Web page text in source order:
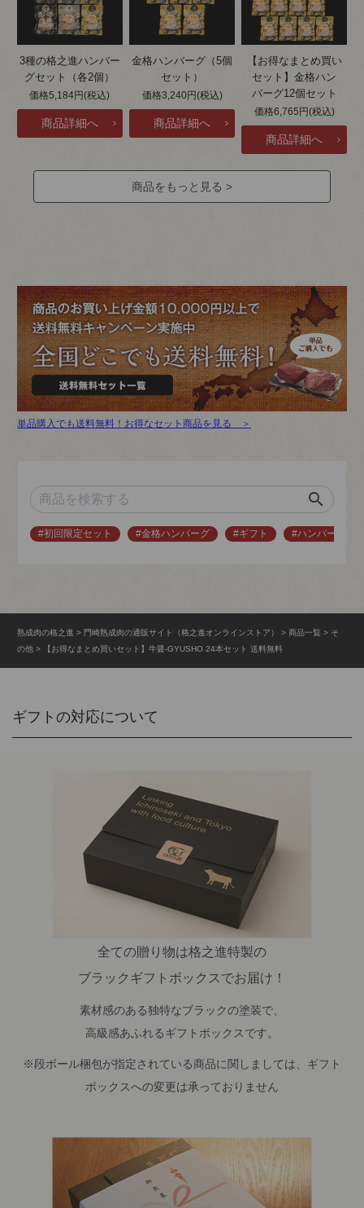
3種の格之進ハンバー
グセット（各2個）
価格5,184円(税込)
金格ハンバーグ（5個
セット）
価格3,240円(税込)
【お得なまとめ買い
セット】金格ハン
バーグ12個セット
価格6,765円(税込)
商品をもっと見る >
単品購入でも送料無料！お得なセット商品を見る ＞
search
#初回限定セット #金格ハンバーグ #ギフト #ハンバーグ
熟成肉の格之進 門崎熟成肉の通販サイト（格之進オンラインストア） 商品一覧
そ
の他
【お得なまとめ買いセット】牛醤-GYUSHO 24本セット 送料無料
ギフトの対応について
全ての贈り物は格之進特製の
ブラックギフトボックスでお届け！
素材感のある独特なブラックの塗装で、
高級感あふれるギフトボックスです。
※段ボール梱包が指定されている商品に関しましては、ギフト
ボックスへの変更は承っておりません